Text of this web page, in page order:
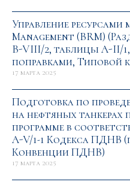
Управление
Management (BRM)
B-VIII/2, таблицы A-II/
поправками, Типовой
17 марта 2025
Подготовка по
на нефтяных танкерах
программе в
A-V/1-1 Кодекса ПДНВ
Конвенции ПДНВ)
17 марта 2025